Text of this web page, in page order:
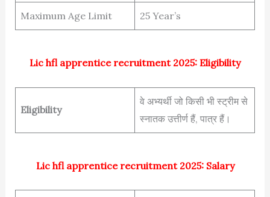
Maximum Age Limit 25 Year’s
Lic hfl apprentice recruitment 2025: Eligibility
Eligibility
वे अभ्यर्थी जो किसी भी स्ट्रीम से
स्नातक उत्तीर्ण हैं, पात्र हैं।
Lic hfl apprentice recruitment 2025: Salary